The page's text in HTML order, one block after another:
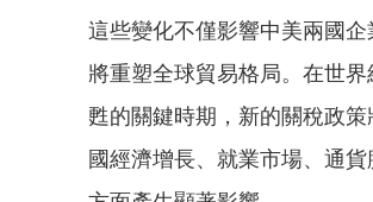
這些變化不僅影響中美兩國企
將重塑全球貿易格局。在世界
甦的關鍵時期，新的關稅政策
國經濟增長、就業市場、通貨